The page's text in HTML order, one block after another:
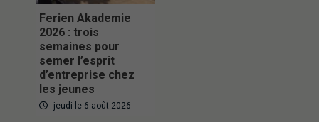
Ferien Akademie
2026 : trois
semaines pour
semer l’esprit
d’entreprise chez
les jeunes
jeudi le 6 août 2026